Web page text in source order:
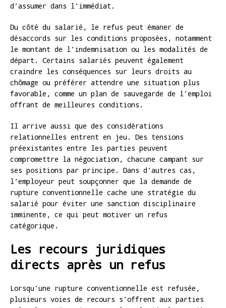
d’assumer dans l’immédiat.
Du côté du salarié, le refus peut émaner de
désaccords sur les conditions proposées, notamment
le montant de l’indemnisation ou les modalités de
départ. Certains salariés peuvent également
craindre les conséquences sur leurs droits au
chômage ou préférer attendre une situation plus
favorable, comme un plan de sauvegarde de l’emploi
offrant de meilleures conditions.
Il arrive aussi que des considérations
relationnelles entrent en jeu. Des tensions
préexistantes entre les parties peuvent
compromettre la négociation, chacune campant sur
ses positions par principe. Dans d’autres cas,
l’employeur peut soupçonner que la demande de
rupture conventionnelle cache une stratégie du
salarié pour éviter une sanction disciplinaire
imminente, ce qui peut motiver un refus
catégorique.
Les recours juridiques
directs après un refus
Lorsqu’une rupture conventionnelle est refusée,
plusieurs voies de recours s’offrent aux parties